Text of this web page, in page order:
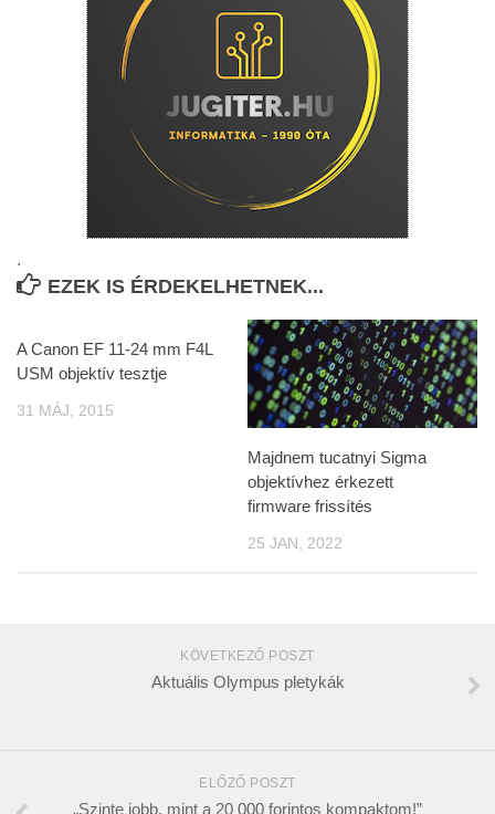
.
EZEK IS ÉRDEKELHETNEK...
A Canon EF 11-24 mm F4L
USM objektív tesztje
31 MÁJ, 2015
Majdnem tucatnyi Sigma
objektívhez érkezett
firmware frissítés
25 JAN, 2022
KÖVETKEZŐ POSZT
Aktuális Olympus pletykák
ELŐZŐ POSZT
„Szinte jobb, mint a 20 000 forintos kompaktom!”